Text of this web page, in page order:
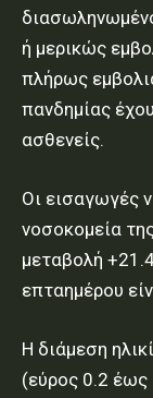
ή μερικώς
πλήρως
πανδημίας
ασθενείς.
Οι εισαγωγές
νοσοκομεία
μεταβολή
επταημέρου
Η διάμεση
(εύρος 0.2 έως